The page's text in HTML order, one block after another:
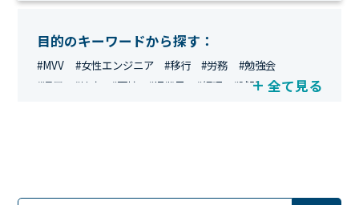
目的のキーワードから探す：
#MVV #女性エンジニア #移行 #労務
#勉強会
#運用
#地方 #面接 #IT業界 #経理
#試験 全て見る